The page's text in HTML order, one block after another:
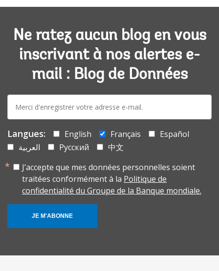
Ne ratez aucun blog en vous
inscrivant à nos alertes e-
mail : Blog de Données
mail:
Langues: English Français
Español
العربية
Русский
中文
J’accepte que mes données personnelles soient
traitées conformément à la Politique de
confidentialité du Groupe de la Banque mondiale.
JE M'ABONNE